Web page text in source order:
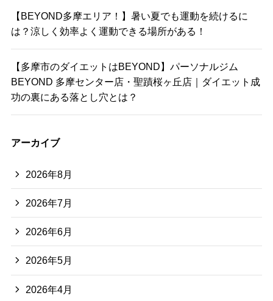
【BEYOND多摩エリア！】暑い夏でも運動を続けるに
は？涼しく効率よく運動できる場所がある！
【多摩市のダイエットはBEYOND】パーソナルジム
BEYOND 多摩センター店・聖蹟桜ヶ丘店｜ダイエット成
功の裏にある落とし穴とは？
アーカイブ
2026年8月
2026年7月
2026年6月
2026年5月
2026年4月